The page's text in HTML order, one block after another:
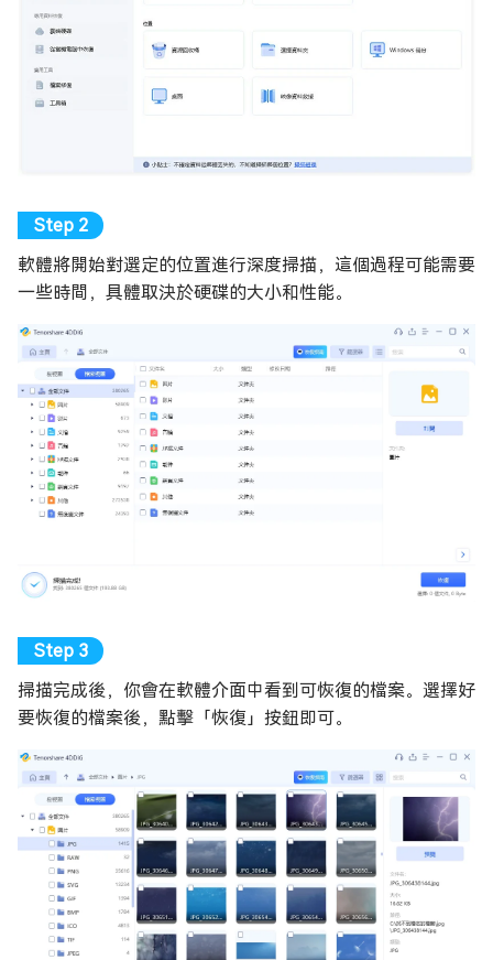
軟體將開始對選定的位置進行深度掃描，這個過程可能需要
一些時間，具體取決於硬碟的大小和性能。
掃描完成後，你會在軟體介面中看到可恢復的檔案。選擇好
要恢復的檔案後，點擊「恢復」按鈕即可。